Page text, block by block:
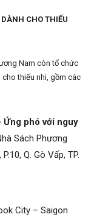
CHO THIẾU
Nam còn tổ chức
thiếu nhi, gồm các
Ứng phó với nguy
Sách Phương
Q. Gò Vấp, TP.
City – Saigon